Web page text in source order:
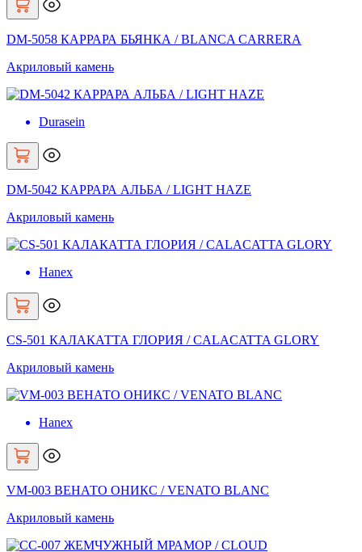
DM-5058 КАРРАРА БЬЯНКА / BLANCA CARRERA
Акриловый камень
Durasein
DM-5042 КАРРАРА АЛЬБА / LIGHT HAZE
Акриловый камень
Hanex
CS-501 КАЛАКАТТА ГЛОРИЯ / CALACATTA GLORY
Акриловый камень
Hanex
VM-003 ВЕНАТО ОНИКС / VENATO BLANC
Акриловый камень